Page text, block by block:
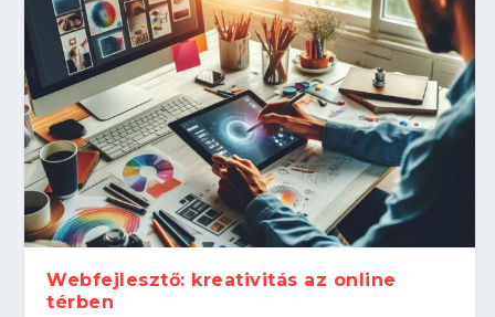
Kitalálod, mire használják ezeket a
gépeket?
Nem sikerült az egyetemi felvételi?
Tanulj szakmát!
Szoftverfejlesztő: verseny kódban –
amikor néhány sor program dönti el a
világversenyt...
Digitális detox – hogyan kapcsolódj ki
telefon nélkül?
Webfejlesztő: kreativitás az online
térben